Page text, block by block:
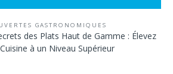
GASTRONOMIQUES
des Plats Haut de Gamme : Élevez
à un Niveau Supérieur